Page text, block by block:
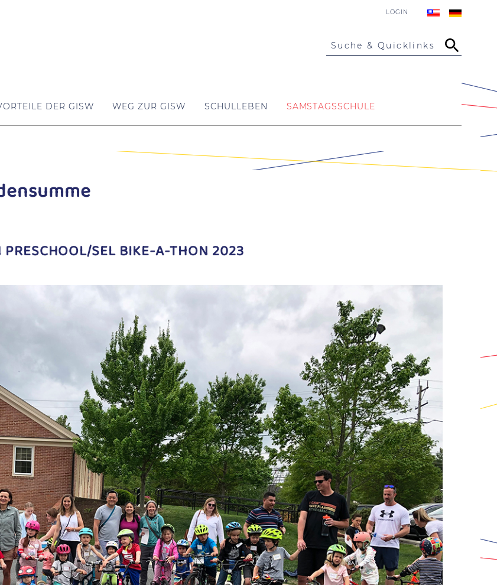
LOGIN
Suche & Quicklinks
DER GISW WEG ZUR GISW SCHULLEBEN SAMSTAGSSCHULE
SEL BIKE-A-THON 2023